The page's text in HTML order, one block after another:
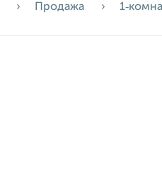
Продажа